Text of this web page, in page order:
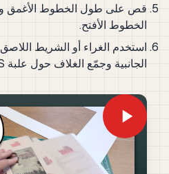
قص على طول الخطوط الأغمق
الخطوط الأفتح.
استخدم الغراء أو الشريط
الجانبية وجمّع الغلاف حول علبة VHS الخاصة بك.